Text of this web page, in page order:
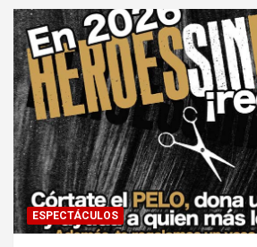
ESPECTÁCULOS